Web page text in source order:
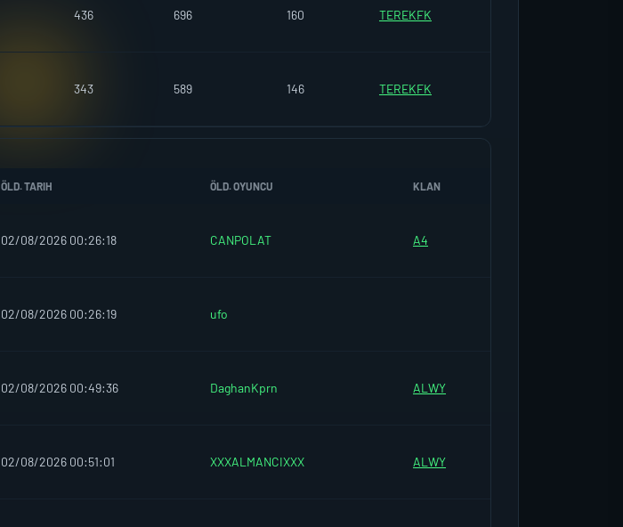
436 696 160 TEREKFK
343 589 146 TEREKFK
ÖLD. TARIH ÖLD. OYUNCU KLAN
02/08/2026 00:26:18 CANPOLAT A4
02/08/2026 00:26:19 ufo
02/08/2026 00:49:36 DaghanKprn ALWY
02/08/2026 00:51:01 XXXALMANCIXXX ALWY